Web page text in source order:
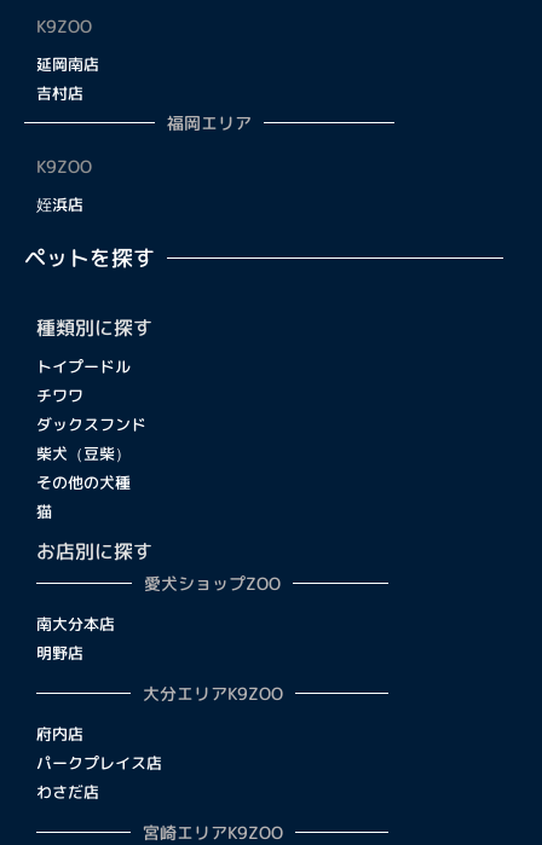
K9ZOO
延岡南店
吉村店
福岡エリア
K9ZOO
姪浜店
ペットを探す
種類別に探す
トイプードル
チワワ
ダックスフンド
柴犬（豆柴）
その他の犬種
猫
お店別に探す
愛犬ショップZOO
南大分本店
明野店
大分エリアK9ZOO
府内店
パークプレイス店
わさだ店
宮崎エリアK9ZOO